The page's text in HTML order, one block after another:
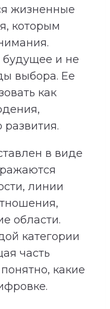
жизненные
которым
и не
выбора. Ее
как
в виде
линии
области.
категории
часть
какие